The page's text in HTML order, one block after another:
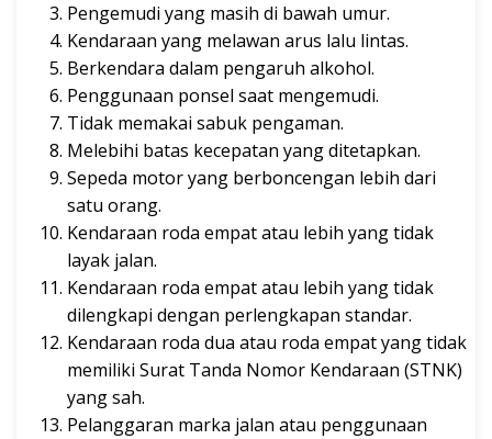
Pengemudi yang masih di bawah umur.
Kendaraan yang melawan arus lalu lintas.
Berkendara dalam pengaruh alkohol.
Penggunaan ponsel saat mengemudi.
Tidak memakai sabuk pengaman.
Melebihi batas kecepatan yang ditetapkan.
Sepeda motor yang berboncengan lebih dari
satu orang.
Kendaraan roda empat atau lebih yang tidak
layak jalan.
Kendaraan roda empat atau lebih yang tidak
dilengkapi dengan perlengkapan standar.
Kendaraan roda dua atau roda empat yang tidak
memiliki Surat Tanda Nomor Kendaraan (STNK)
yang sah.
Pelanggaran marka jalan atau penggunaan